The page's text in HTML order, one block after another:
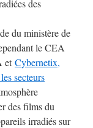
des
du ministère de
le CEA
etCybernetix,
secteurs
des films du
irradiés sur